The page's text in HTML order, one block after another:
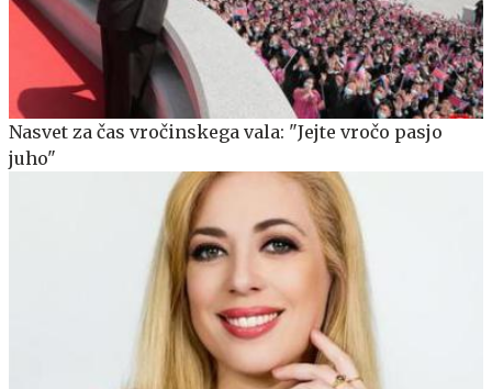
Nasvet za čas vročinskega vala: "Jejte vročo pasjo
juho"